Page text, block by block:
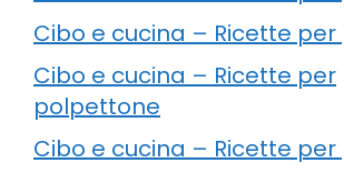
Cibo e cucina – Ricette
Cibo e cucina – Ricette per
polpettone
Cibo e cucina – Ricette